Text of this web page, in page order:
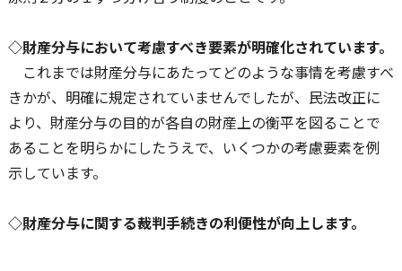
◇財産分与において考慮すべき要素が明確化されています。
これまでは財産分与にあたってどのような事情を考慮すべ
きかが、明確に規定されていませんでしたが、民法改正に
より、財産分与の目的が各自の財産上の衡平を図ることで
あることを明らかにしたうえで、いくつかの考慮要素を例
示しています。
◇財産分与に関する裁判手続きの利便性が向上します。